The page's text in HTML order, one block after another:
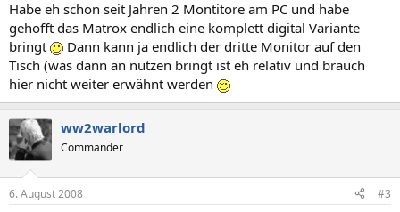
Habe eh schon seit Jahren 2 Montitore am PC und habe
gehofft das Matrox endlich eine komplett digital Variante
bringt
Dann kann ja endlich der dritte Monitor auf den
Tisch (was dann an nutzen bringt ist eh relativ und brauch
hier nicht weiter erwähnt werden
ww2warlord
Commander
6. August 2008 #3